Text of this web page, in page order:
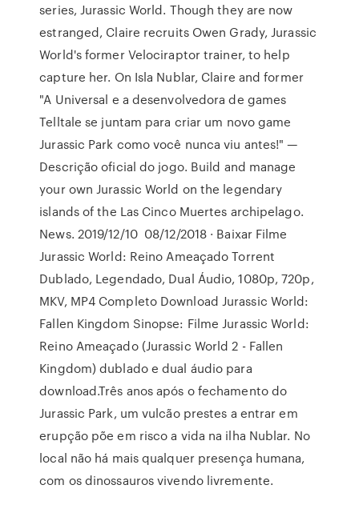
series, Jurassic World. Though they are now
estranged, Claire recruits Owen Grady, Jurassic
World's former Velociraptor trainer, to help
capture her. On Isla Nublar, Claire and former
"A Universal e a desenvolvedora de games
Telltale se juntam para criar um novo game
Jurassic Park como você nunca viu antes!" —
Descrição oficial do jogo. Build and manage
your own Jurassic World on the legendary
islands of the Las Cinco Muertes archipelago.
News. 2019/12/10 08/12/2018 · Baixar Filme
Jurassic World: Reino Ameaçado Torrent
Dublado, Legendado, Dual Áudio, 1080p, 720p,
MKV, MP4 Completo Download Jurassic World:
Fallen Kingdom Sinopse: Filme Jurassic World:
Reino Ameaçado (Jurassic World 2 - Fallen
Kingdom) dublado e dual áudio para
download.Três anos após o fechamento do
Jurassic Park, um vulcão prestes a entrar em
erupção põe em risco a vida na ilha Nublar. No
local não há mais qualquer presença humana,
com os dinossauros vivendo livremente.